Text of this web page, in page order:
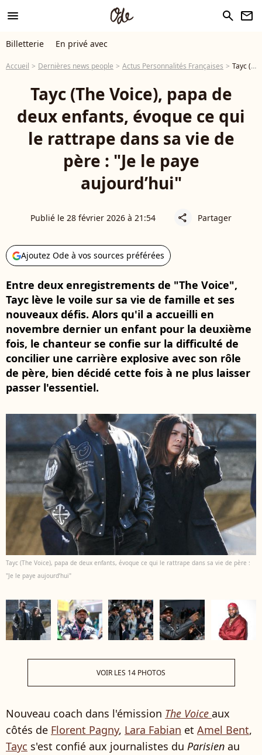
menu search newsletter
Billetterie En privé avec
Accueil Dernières news people Actus Personnalités Françaises Tayc (The Voice), papa de deux enfants, évoque ce qui le rattrape dans sa vie de père : "Je le paye aujourd’hui"
Tayc (The Voice), papa de
deux enfants, évoque ce qui
le rattrape dans sa vie de
père : "Je le paye
aujourd’hui"
Publié le 28 février 2026 à 21:54 share Partager
Ajoutez Ode à vos sources préférées
Entre deux enregistrements de "The Voice",
Tayc lève le voile sur sa vie de famille et ses
nouveaux défis. Alors qu'il a accueilli en
novembre dernier un enfant pour la deuxième
fois, le chanteur se confie sur la difficulté de
concilier une carrière explosive avec son rôle
de père, bien décidé cette fois à ne plus laisser
passer l'essentiel.
Tayc (The Voice), papa de deux enfants, évoque ce qui le rattrape dans sa vie de père :
"Je le paye aujourd’hui"
VOIR LES 14 PHOTOS
Nouveau coach dans l'émission The Voice aux
côtés de Florent Pagny, Lara Fabian et Amel Bent,
Tayc s'est confié aux journalistes du Parisien au